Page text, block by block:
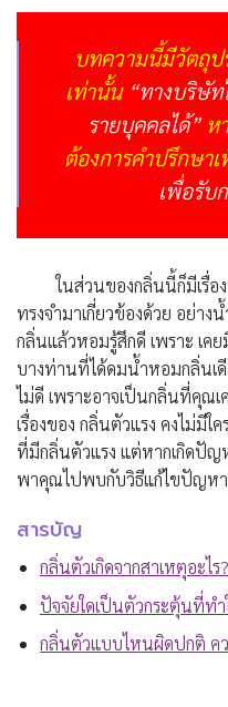
บทความนี้มีวัตถุป
เท่านั้น “ทางบริษั
รายบุคคลได้”ห
ต้องการคำปรึกษา
เพื่อรับ
ในส่วนของกลิ่นนี้ก็มีเรื่อง
ทรงจำมาเกี่ยวข้องด้วย อย่า
กลิ่นแล้วหอมรู้สึกดี เพราะ เ
บางท่านที่ได้ดมน้ำหอมกลิ่นเ
ไม่ดี เพราะอาจเป็นกลิ่นที่คุณ
เรื่องของ กลิ่นตัวแรง คงไม่มี
ที่มีกลิ่นตัวแรง แต่หากเกิดปัญ
พาคุณไปพบกับวิธีแก้ไขปัญห
สารบัญ
กลิ่นตัวเกิดจากสาเหตุอะไร?
ปัจจัยใดเป็นตัวกระตุ้นที่ทำ
กลิ่นตัวแบบไหนผิดปกติ ค